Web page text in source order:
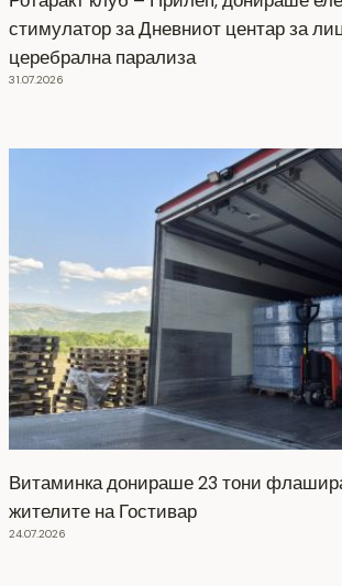
стимулатор за Дневниот центар за
церебрална парализа
31.07.2026
Витаминка донираше 23 тони
жителите на Гостивар
24.07.2026